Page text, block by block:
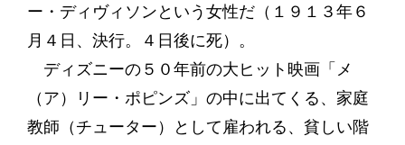
ー・ディヴィソンという女性だ（１９１３年６
月４日、決行。４日後に死）。
ディズニーの５０年前の大ヒット映画「メ
（ア）リー・ポピンズ」の中に出てくる、家庭
教師（チューター）として雇われる、貧しい階